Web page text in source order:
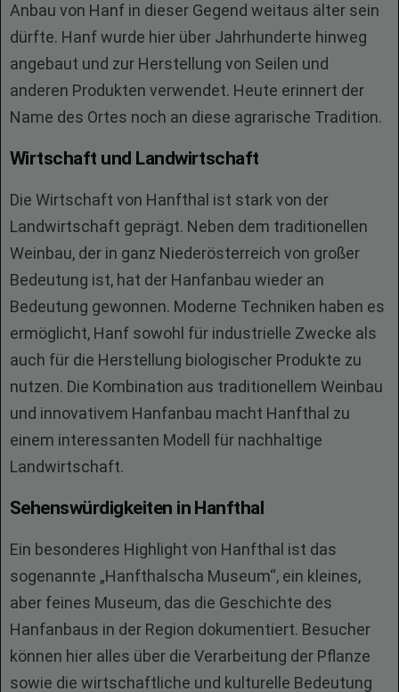
Anbau von Hanf in dieser Gegend weitaus älter sein
dürfte. Hanf wurde hier über Jahrhunderte hinweg
angebaut und zur Herstellung von Seilen und
anderen Produkten verwendet. Heute erinnert der
Name des Ortes noch an diese agrarische Tradition.
Wirtschaft und Landwirtschaft
Die Wirtschaft von Hanfthal ist stark von der
Landwirtschaft geprägt. Neben dem traditionellen
Weinbau, der in ganz Niederösterreich von großer
Bedeutung ist, hat der Hanfanbau wieder an
Bedeutung gewonnen. Moderne Techniken haben es
ermöglicht, Hanf sowohl für industrielle Zwecke als
auch für die Herstellung biologischer Produkte zu
nutzen. Die Kombination aus traditionellem Weinbau
und innovativem Hanfanbau macht Hanfthal zu
einem interessanten Modell für nachhaltige
Landwirtschaft.
Sehenswürdigkeiten in Hanfthal
Ein besonderes Highlight von Hanfthal ist das
sogenannte „Hanfthalscha Museum“, ein kleines,
aber feines Museum, das die Geschichte des
Hanfanbaus in der Region dokumentiert. Besucher
können hier alles über die Verarbeitung der Pflanze
sowie die wirtschaftliche und kulturelle Bedeutung